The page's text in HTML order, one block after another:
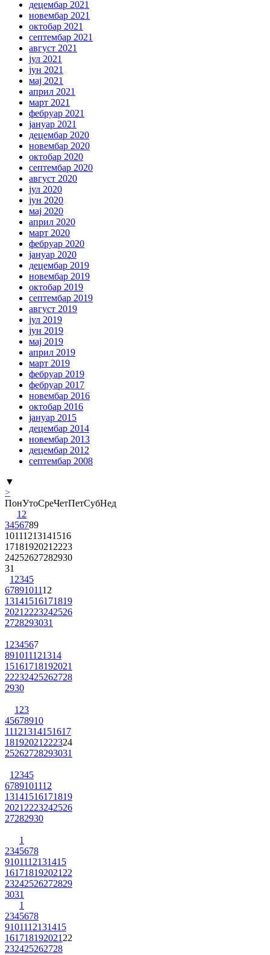
децембар 2021
новембар 2021
октобар 2021
септембар 2021
август 2021
јул 2021
јун 2021
мај 2021
април 2021
март 2021
фебруар 2021
јануар 2021
децембар 2020
новембар 2020
октобар 2020
септембар 2020
август 2020
јул 2020
јун 2020
мај 2020
април 2020
март 2020
фебруар 2020
јануар 2020
децембар 2019
новембар 2019
октобар 2019
септембар 2019
август 2019
јул 2019
јун 2019
мај 2019
април 2019
март 2019
фебруар 2019
фебруар 2017
новембар 2016
октобар 2016
јануар 2015
децембар 2014
новембар 2013
децембар 2012
септембар 2008
▼
>
ПонУтоСреЧетПетСубНед
1 2
3456789
10111213141516
1718192021 2223
24252627282930
31
1 2345
6789101112
13141516171819
2021 2223242526
2728293031
1 234567
891011121314
15161718192021
22232425262728
2930
1 23
45678910
11121314151617
18192021 222324
25262728293031
1 2345
6789101112
13141516171819
2021 2223242526
27282930
1
2345678
9101112131415
161718192021 22
23242526272829
3031
1
2345678
9101112131415
161718192021 22
232425262728